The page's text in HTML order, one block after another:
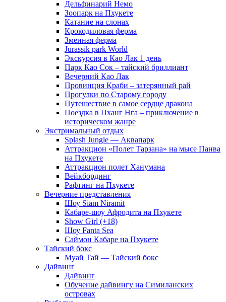
Дельфинарий Немо
Зоопарк на Пхукете
Катание на слонах
Крокодиловая ферма
Змеиная ферма
Jurassik park World
Экскурсия в Као Лак 1 день
Парк Као Сок – тайский бриллиант
Вечерний Као Лак
Провинция Краби – затерянный рай
Прогулки по Старому городу
Путешествие в самое сердце дракона
Поездка в Пханг Нга – приключение в
историческом жанре
Экстримальный отдых
Splash Jungle — Аквапарк
Аттракцион «Полет Тарзана» на мысе Панва
на Пхукете
Аттракцион полет Ханумана
Вейкбординг
Рафтинг на Пхукете
Вечерние представления
Шоу Siam Niramit
Кабаре-шоу Афродита на Пхукете
Show Girl (+18)
Шоу Fanta Sea
Саймон Кабаре на Пхукете
Тайский бокс
Муай Тай — Тайский бокс
Дайвинг
Дайвинг
Обучение дайвингу на Симиланских
островах